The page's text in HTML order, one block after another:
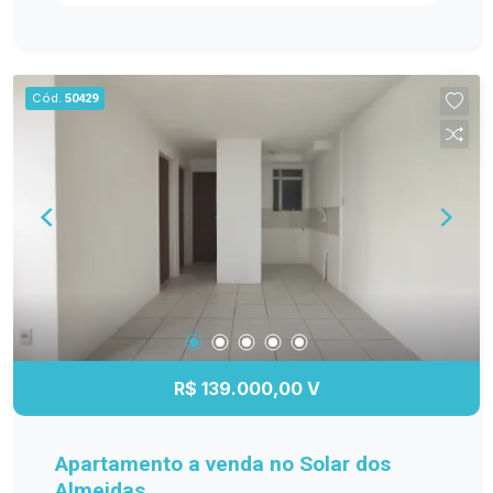
dormitório principal, proporcionando mais
organização e elegância. O banheiro possui box
de vidro, e o quarto principal conta com ar-
condicionado, garantindo maior conforto em
perfeita para reunir a família e os amigos, além
vidro, agregando ainda mais conforto e
valorização ao imóvel. Se você procura um
apartamento moderno, bem equipado e pronto
para receber sua família, esta é a oportunidade
ideal! Entre em contato e agende sua visita!
Cód. 50429
R$ 139.000,00 V
Apartamento a venda no Solar dos